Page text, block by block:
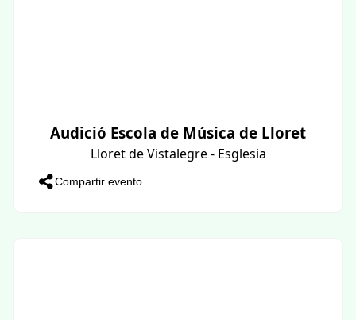
Audició Escola de Música de Lloret
Lloret de Vistalegre - Esglesia
Compartir evento